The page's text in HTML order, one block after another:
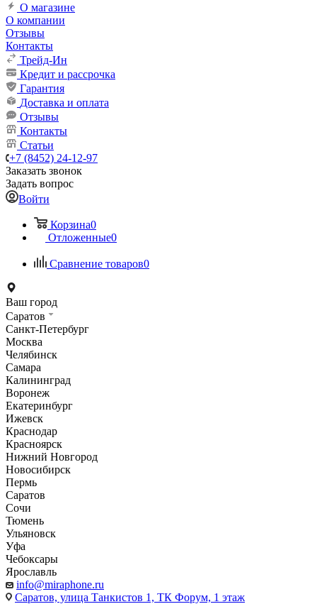
О магазине
О компании
Отзывы
Контакты
Трейд-Ин
Кредит и рассрочка
Гарантия
Доставка и оплата
Отзывы
Контакты
Статьи
+7 (8452) 24-12-97
Заказать звонок
Задать вопрос
Войти
Корзина0
Отложенные0
Сравнение товаров0
Ваш город
Саратов
Санкт-Петербург
Москва
Челябинск
Самара
Калининград
Воронеж
Екатеринбург
Ижевск
Краснодар
Красноярск
Нижний Новгород
Новосибирск
Пермь
Саратов
Сочи
Тюмень
Ульяновск
Уфа
Чебоксары
Ярославль
info@miraphone.ru
Саратов, улица Танкистов 1, ТК Форум, 1 этаж